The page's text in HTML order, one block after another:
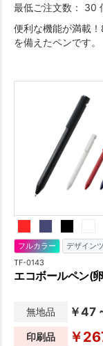
最低ご注文数： 30
便利な機能が満載
を備えたペンです。
フルカラー デザイン
TF-0143
エコボールペン(
無地品 ￥47
印刷品 ￥